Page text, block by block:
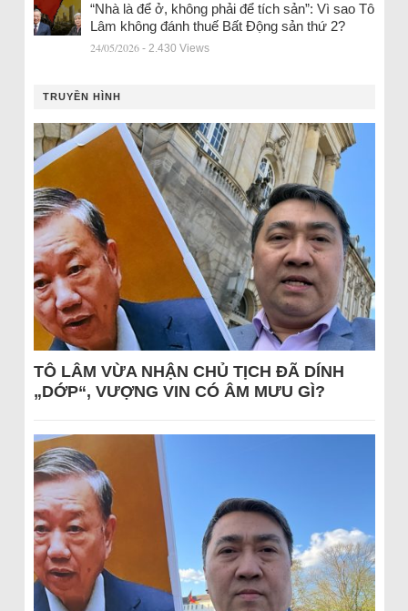
“Nhà là để ở, không phải để tích sản”: Vì sao Tô
Lâm không đánh thuế Bất Động sản thứ 2?
24/05/2026 - 2.430 Views
TRUYỀN HÌNH
TÔ LÂM VỪA NHẬN CHỦ TỊCH ĐÃ DÍNH
„DỚP“, VƯỢNG VIN CÓ ÂM MƯU GÌ?